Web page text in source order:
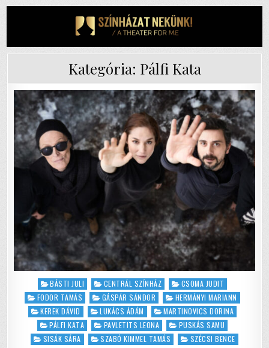
Kategória: Pálfi Kata
Posted
in
BÁSTI JULI CENTRÁL SZÍNHÁZ
CSOMA JUDIT
FODOR TAMÁS
GÁSPÁR SÁNDOR
HERMÁNYI MARIANN
KEREK DÁVID
LUKÁCS ÁDÁM
MARTINOVICS DORINA
PÁLFI KATA
PAVLETITS LEONA
PUSKÁS SAMU
SISÁK SÁRA
SZABÓ KIMMEL TAMÁS SZÉCSI BENCE